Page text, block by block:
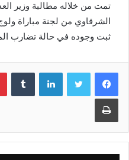
تمت من خلاله مطالبة وزير
الشرقاوي من لجنة مباراة
ثبت وجوده في حالة تضارب
لينكدإن
طباعة